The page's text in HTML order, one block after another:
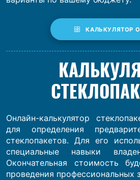
КАЛЬКУЛЯТОР
Онлайн-калькулятор
для определения
стеклопакетов. Для его
специальные навыки
Окончательная стоимость
проведения профессиональных